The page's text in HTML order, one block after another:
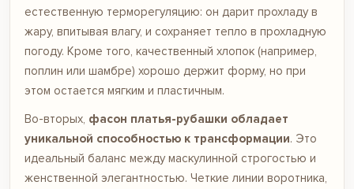
естественную терморегуляцию: он дарит прохладу в
жару, впитывая влагу, и сохраняет тепло в прохладную
погоду. Кроме того, качественный хлопок (например,
поплин или шамбре) хорошо держит форму, но при
этом остается мягким и пластичным.
Во-вторых, фасон платья-рубашки обладает
уникальной способностью к трансформации. Это
идеальный баланс между маскулинной строгостью и
женственной элегантностью. Четкие линии воротника,